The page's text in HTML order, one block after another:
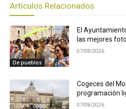
Artículos Relacionados
De pueblos
El
las mejores
07/08/2026
Cogeces del
programación
07/08/2026